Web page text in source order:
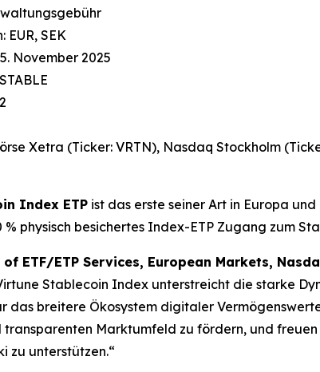
EUR, SEK
November 2025
Xetra (Ticker: VRTN), Nasdaq Stockholm
Index ETP ist das erste seiner Art in Europa
physisch besichertes Index-ETP Zugang zum
ETF/ETP Services, European Markets,
Stablecoin Index unterstreicht die starke
das breitere Ökosystem digitaler
Marktumfeld zu fördern, und
zu unterstützen.“